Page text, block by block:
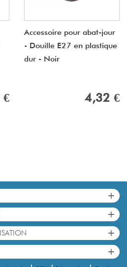
Accessoire pour abat-jour
- Douille E27 en plastique
dur - Noir
4,32 €
+
+
+
+